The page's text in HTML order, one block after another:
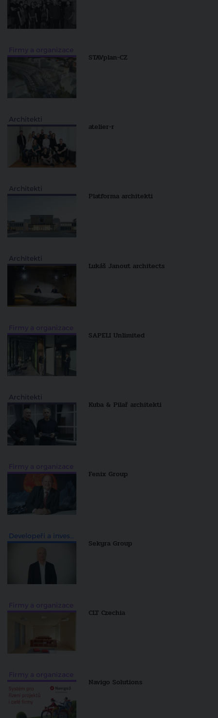
STAVplan-CZ
Architekti
atelier-r
Architekti
Platforma architekti
Architekti
Lukáš Janout architects
SAPELI Unlimited
Architekti
Kuba & Pilař architekti
Fenix Group
Developeři a investiční skupiny
Sekyra Group
CLT Czechia
Navigo Solutions